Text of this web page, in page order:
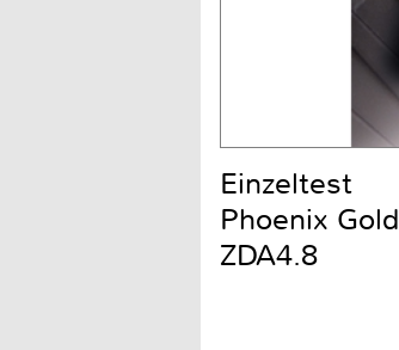
Einzeltest
Phoenix Gold
ZDA4.8